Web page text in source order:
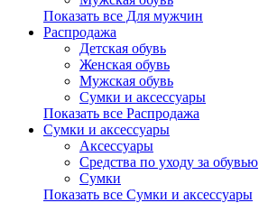
Показать все Для мужчин
Распродажа
Детская обувь
Женская обувь
Мужская обувь
Сумки и аксессуары
Показать все Распродажа
Сумки и аксессуары
Аксессуары
Средства по уходу за обувью
Сумки
Показать все Сумки и аксессуары